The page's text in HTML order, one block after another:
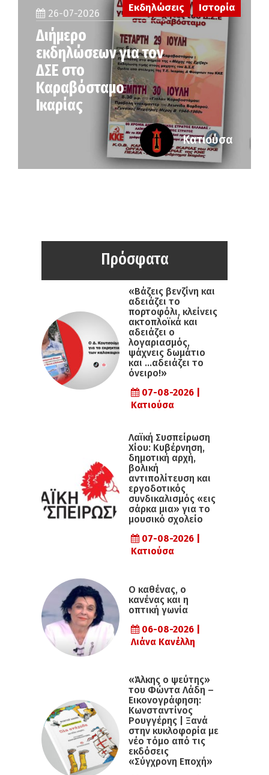
26-07-2026
Διήμερο
εκδηλώσεων για τον
ΔΣΕ στο
Καραβόσταμο
Ικαρίας
Εκδηλώσεις Ιστορία
Κατιούσα
Πρόσφατα
«Βάζεις βενζίνη και
αδειάζει το
πορτοφόλι, κλείνεις
ακτοπλοϊκά και
αδειάζει ο
λογαριασμός,
ψάχνεις δωμάτιο
και …αδειάζει το
όνειρο!»
07-08-2026 |
Κατιούσα
Λαϊκή Συσπείρωση
Χίου: Κυβέρνηση,
δημοτική αρχή,
βολική
αντιπολίτευση και
εργοδοτικός
συνδικαλισμός «εις
σάρκα μια» για το
μουσικό σχολείο
07-08-2026 |
Κατιούσα
Ο καθένας, ο
κανένας και η
οπτική γωνία
06-08-2026 |
Λιάνα Κανέλλη
«Άλκης ο ψεύτης»
του Φώντα Λάδη –
Εικονογράφηση:
Κωνσταντίνος
Ρουγγέρης | Ξανά
στην κυκλοφορία με
νέο τόμο από τις
εκδόσεις
«Σύγχρονη Εποχή»